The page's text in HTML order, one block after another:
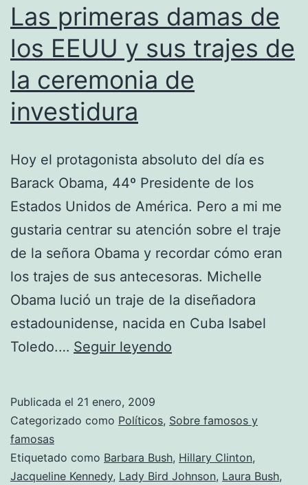
Las primeras damas de
los EEUU y sus trajes de
la ceremonia de
investidura
Hoy el protagonista absoluto del día es
Barack Obama, 44º Presidente de los
Estados Unidos de América. Pero a mi me
gustaria centrar su atención sobre el traje
de la señora Obama y recordar cómo eran
los trajes de sus antecesoras. Michelle
Obama lució un traje de la diseñadora
estadounidense, nacida en Cuba Isabel
Toledo.… Seguir leyendo
de
EEUU
Publicada el 21 enero, 2009
Categorizado como Políticos, Sobre famosos y
famosas
Etiquetado como Barbara Bush, Hillary Clinton,
Jacqueline Kennedy, Lady Bird Johnson, Laura Bush,